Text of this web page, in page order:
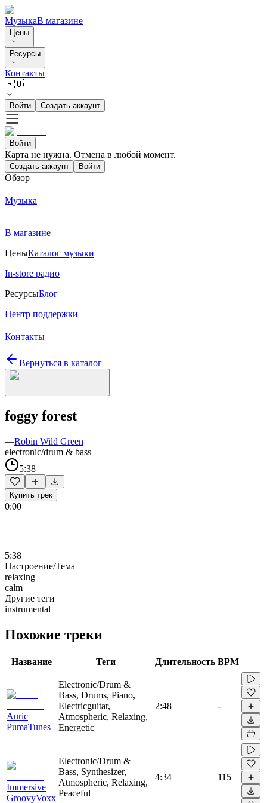
МузыкаВ магазине
Цены
Ресурсы
Контакты
🇷🇺
Войти Создать аккаунт
Войти
Карта не нужна. Отмена в любой момент.
Создать аккаунт Войти
Обзор
Музыка
В магазине
ЦеныКаталог музыки
In-store радио
РесурсыБлог
Центр поддержки
Контакты
Вернуться в каталог
foggy forest
—Robin Wild Green
electronic/drum & bass
5:38
Купить трек
0:00
5:38
Настроение/Тема
relaxing
calm
Другие теги
instrumental
Похожие треки
Название Теги Длительность BPM
Auric
PumaTunes
Electronic/Drum &
Bass, Drums, Piano,
Electricguitar,
Atmospheric, Relaxing,
Energetic
2:48 -
Immersive
GroovyVoxx
Electronic/Drum &
Bass, Synthesizer,
Atmospheric, Relaxing,
Peaceful
4:34 115